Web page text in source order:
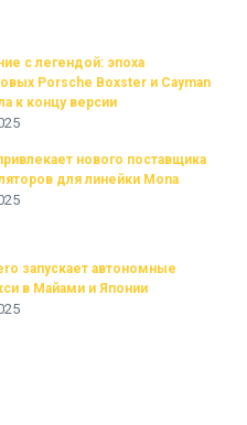
с легендой: эпоха
Porsche Boxster и Cayman
к концу версии
нового поставщика
для линейки Mona
запускает автономные
в Майами и Японии